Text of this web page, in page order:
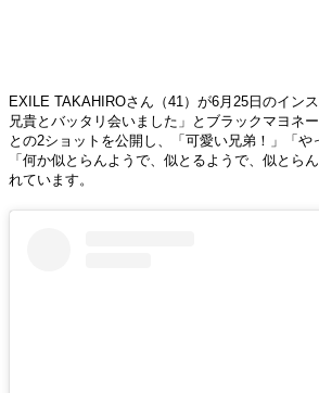
EXILE TAKAHIROさん（41）が6月25日のイン
兄貴とバッタリ会いました」とブラックマヨネ
との2ショットを公開し、「可愛い兄弟！」「や
「何か似とらんようで、似とるようで、似とら
れています。